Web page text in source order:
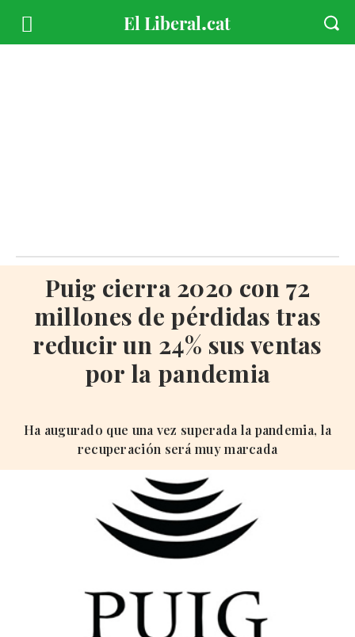
Puig cierra 2020 con 72
millones de pérdidas tras
reducir un 24% sus ventas
por la pandemia
Ha augurado que una vez superada la pandemia, la
recuperación será muy marcada